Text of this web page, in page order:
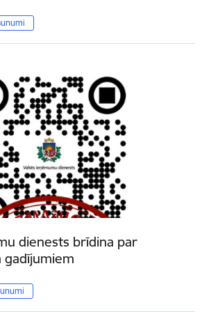
dienests brīdina par
gadījumiem